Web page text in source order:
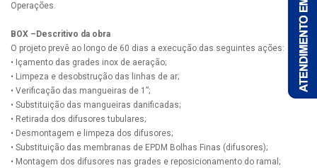
Operações.
BOX –Descritivo da obra
O projeto prevê ao longo de 60 dias a execução das seguintes ações:
• Içamento das grades inox de aeração;
• Limpeza e desobstrução das linhas de ar;
• Verificação das mangueiras de 1”;
• Substituição das mangueiras danificadas;
• Retirada dos difusores tubulares;
• Desmontagem e limpeza dos difusores;
• Substituição das membranas de EPDM Bolhas Finas (difusores);
• Montagem dos difusores nas grades e reposicionamento do ramal;